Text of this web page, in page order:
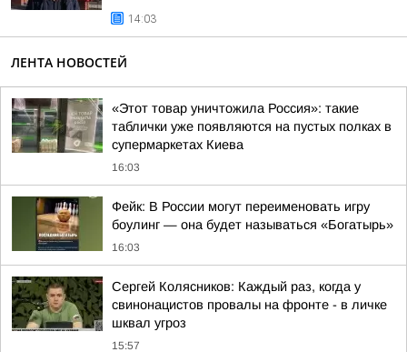
14:03
ЛЕНТА НОВОСТЕЙ
«Этот товар уничтожила Россия»: такие
таблички уже появляются на пустых полках в
супермаркетах Киева
16:03
Фейк: В России могут переименовать игру
боулинг — она будет называться «Богатырь»
16:03
Сергей Колясников: Каждый раз, когда у
свинонацистов провалы на фронте - в личке
шквал угроз
15:57